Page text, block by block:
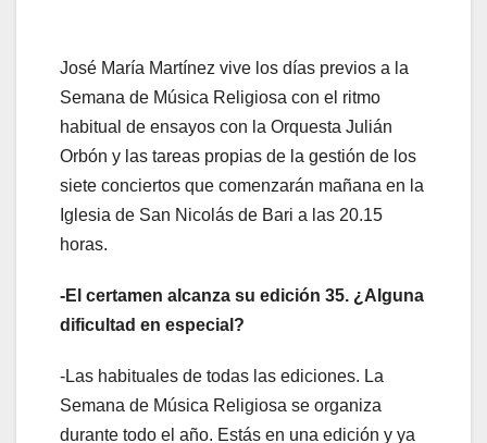
José María Martínez vive los días previos a la
Semana de Música Religiosa con el ritmo
habitual de ensayos con la Orquesta Julián
Orbón y las tareas propias de la gestión de los
siete conciertos que comenzarán mañana en la
Iglesia de San Nicolás de Bari a las 20.15
horas.
-El certamen alcanza su edición 35. ¿Alguna
dificultad en especial?
-Las habituales de todas las ediciones. La
Semana de Música Religiosa se organiza
durante todo el año. Estás en una edición y ya